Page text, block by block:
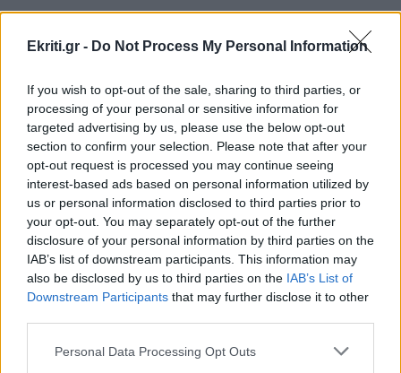
Ekriti.gr - Do Not Process My Personal Information
If you wish to opt-out of the sale, sharing to third parties, or
processing of your personal or sensitive information for
targeted advertising by us, please use the below opt-out
section to confirm your selection. Please note that after your
opt-out request is processed you may continue seeing
interest-based ads based on personal information utilized by
us or personal information disclosed to third parties prior to
your opt-out. You may separately opt-out of the further
disclosure of your personal information by third parties on the
IAB’s list of downstream participants. This information may
also be disclosed by us to third parties on the IAB’s List of
Downstream Participants that may further disclose it to other
Personal Data Processing Opt Outs
Σε πύρινο συναγερμό η χώρα - Στο «κόκκινο» ο
κίνδυνος πυρκαγιάς στην Κρήτη με ριπές
13:14
ΚΡΗΤΗ
Τραγωδία στα Μάλια: Ανασύρθηκε νεκρός από
τη θάλασσα
13:00
GOSSIP - LIFESTYLE
Η Βαλέρια Χοψονίδου και ο Αντώνης
Βλωτιδέλλης βάφτισαν τον μοναχογιό τους
12:47
ΕΛΛΑΔΑ
Έξοδος Αυγούστου: Κορυφώνεται η φυγή των
GOSSIP - LIFESTYLE
Καλομοίρα: «Όταν κάνω δίαιτα, το
πρώτο πράγμα που κάνω...»
ΚΡΗΤΗ